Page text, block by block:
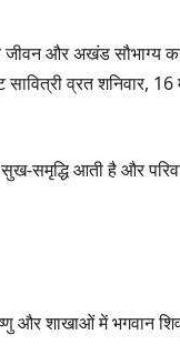
और अखंड सौभाग्य
व्रत शनिवार,
सुख-समृद्धि आती है और
और शाखाओं में भगवान